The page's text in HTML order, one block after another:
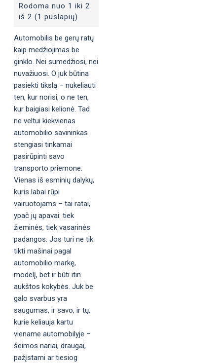
Rodoma nuo 1 iki 2
iš 2 (1 puslapių)
Automobilis be gerų ratų
kaip medžiojimas be
ginklo. Nei sumedžiosi, nei
nuvažiuosi. O juk būtina
pasiekti tikslą – nukeliauti
ten, kur norisi, o ne ten,
kur baigiasi kelionė. Tad
ne veltui kiekvienas
automobilio savininkas
stengiasi tinkamai
pasirūpinti savo
transporto priemone.
Vienas iš esminių dalykų,
kuris labai rūpi
vairuotojams – tai ratai,
ypač jų apavai: tiek
žieminės, tiek vasarinės
padangos. Jos turi ne tik
tikti mašinai pagal
automobilio markę,
modelį, bet ir būti itin
aukštos kokybės. Juk be
galo svarbus yra
saugumas, ir savo, ir tų,
kurie keliauja kartu
viename automobilyje –
šeimos nariai, draugai,
pažįstami ar tiesiog